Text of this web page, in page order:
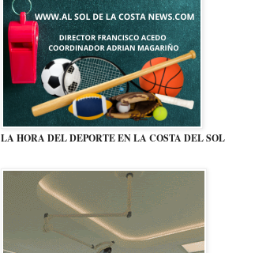
LA HORA DEL DEPORTE EN LA COSTA DEL SOL